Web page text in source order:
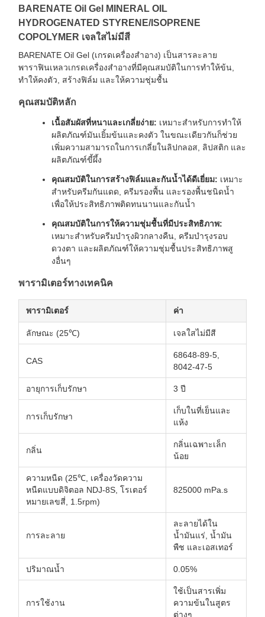
BARENATE Oil Gel MINERAL OIL
HYDROGENATED STYRENE/ISOPRENE
COPOLYMER เจลใสไม่มีสี
BARENATE Oil Gel (เกรดเครื่องสำอาง) เป็นสารละลาย
พาราฟินเหลวเกรดเครื่องสำอางที่มีคุณสมบัติในการทำให้ข้น,
ทำให้คงตัว, สร้างฟิล์ม และให้ความชุ่มชื้น
คุณสมบัติหลัก
เนื้อสัมผัสที่หนาและเกลี่ยง่าย: เหมาะสำหรับการทำให้
ผลิตภัณฑ์มันเยิ้มข้นและคงตัว ในขณะเดียวกันก็ช่วย
เพิ่มความสามารถในการเกลี่ยในลิปกลอส, ลิปสติก และ
ผลิตภัณฑ์ขี้ผึ้ง
คุณสมบัติในการสร้างฟิล์มและกันน้ำได้ดีเยี่ยม: เหมาะ
สำหรับครีมกันแดด, ครีมรองพื้น และรองพื้นชนิดน้ำ
เพื่อให้ประสิทธิภาพติดทนนานและกันน้ำ
คุณสมบัติในการให้ความชุ่มชื้นที่มีประสิทธิภาพ:
เหมาะสำหรับครีมบำรุงผิวกลางคืน, ครีมบำรุงรอบ
ดวงตา และผลิตภัณฑ์ให้ความชุ่มชื้นประสิทธิภาพสู
งอื่นๆ
พารามิเตอร์ทางเทคนิค
พารามิเตอร์ ค่า
ลักษณะ (25℃) เจลใสไม่มีสี
CAS
68648-89-5,
8042-47-5
อายุการเก็บรักษา 3 ปี
การเก็บรักษา
เก็บในที่เย็นและ
แห้ง
กลิ่น
กลิ่นเฉพาะเล็ก
น้อย
ความหนืด (25℃, เครื่องวัดความ
หนืดแบบดิจิตอล NDJ-8S, โรเตอร์
หมายเลขสี่, 1.5rpm)
825000 mPa.s
การละลาย
ละลายได้ใน
น้ำมันแร่, น้ำมัน
พืช และเอสเทอร์
ปริมาณน้ำ 0.05%
การใช้งาน
ใช้เป็นสารเพิ่ม
ความข้นในสูตร
ต่างๆ